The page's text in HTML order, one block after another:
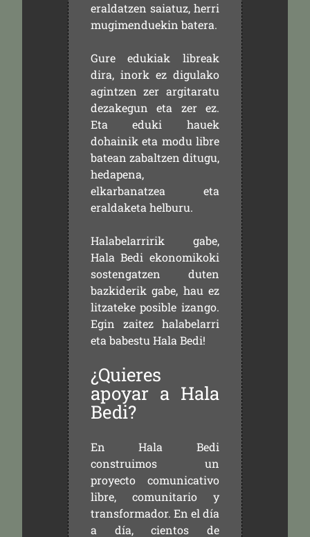
eraldatzen saiatuz, herri
mugimenduekin batera.
Gure edukiak libreak
dira, inork ez digulako
agintzen zer argitaratu
dezakegun eta zer ez.
Eta eduki hauek
dohainik eta modu libre
batean zabaltzen ditugu,
hedapena,
elkarbanatzea eta
eraldaketa helburu.
Halabelarririk gabe,
Hala Bedi ekonomikoki
sostengatzen duten
bazkiderik gabe, hau ez
litzateke posible izango.
Egin zaitez halabelarri
eta babestu Hala Bedi!
¿Quieres
apoyar a Hala
Bedi?
En Hala Bedi
construimos un
proyecto comunicativo
libre, comunitario y
transformador. En el día
a día, cientos de